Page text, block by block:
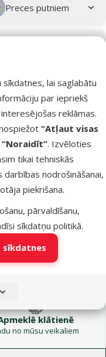
lai saglabātu
par iepriekš
reklāmas.
“Atļaut visas
“Noraidīt”. Izvēloties
tikai tehniskās
nodrošināšanai,
piekrišana.
pārvaldīšanu,
sīkdatņu politikā.
Preces putniem
Preces
eksotiskajiem
Vasara
– atlaides katrai
gaumei!
nav atrasti
klātienē
no mūsu veikaliem